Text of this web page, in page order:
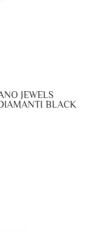
JEWELS
BLACK